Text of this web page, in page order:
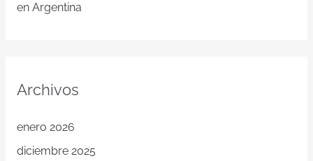
en Argentina
Archivos
enero 2026
diciembre 2025